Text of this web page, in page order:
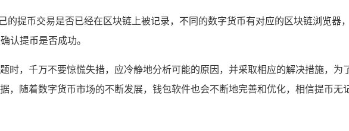
提币交易是否已经在区块链上被记录，不同的数字货币有对应的区块链浏览器
认提币是否成功。
时，千万不要惊慌失措，应冷静地分析可能的原因，并采取相应的解决措施，为
随着数字货币市场的不断发展，钱包软件也会不断地完善和优化，相信提币无